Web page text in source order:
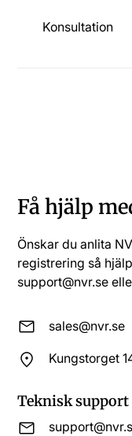
Konsultation
Få hjälp
Önskar du anlita
registrering så
support@nvr.se
sales@nvr.se
Kungstorget
Teknisk support